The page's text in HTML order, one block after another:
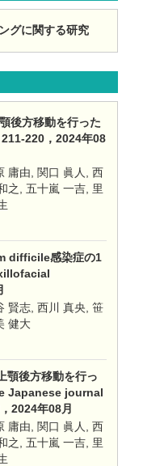
グに関する研究
後方移動を行った
220，2024年08
庸由, 関口 眞人, 西
之, 五十嵐 一吉, 里
difficile感染症の1
賢志, 西川 真央, 笹
健大
後方移動を行っ
Japanese journal
2024年08月
庸由, 関口 眞人, 西
之, 五十嵐 一吉, 里